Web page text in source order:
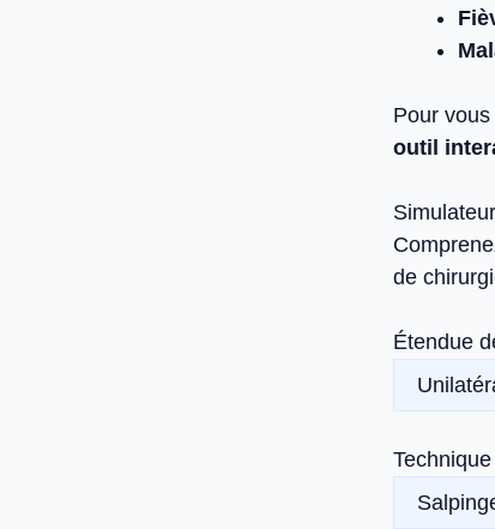
Pour
outil
de
Étendue